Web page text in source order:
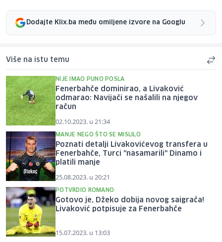
Dodajte Klix.ba među omiljene izvore na Googlu
Više na istu temu
NIJE IMAO PUNO POSLA
Fenerbahče dominirao, a Livaković
odmarao: Navijači se našalili na njegov
račun
02.10.2023. u 21:34
MANJE NEGO ŠTO SE MISLILO
Poznati detalji Livakovićevog transfera u
Fenerbahče, Turci "nasamarili" Dinamo i
platili manje
25.08.2023. u 20:21
POTVRDIO ROMANO
Gotovo je, Džeko dobija novog saigrača!
Livaković potpisuje za Fenerbahče
15.07.2023. u 13:03